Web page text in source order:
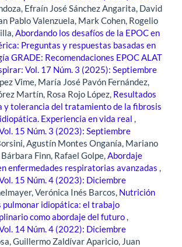
Efraín José Sánchez Angarita, David
Pablo Valenzuela, Mark Cohen, Rogelio
Abordando los desafíos de la EPOC en
Preguntas y respuestas basadas en
GRADE: Recomendaciones EPOC ALAT
Vol. 17 Núm. 3 (2025): Septiembre
Vime, María José Pavón Fernández,
Martín, Rosa Rojo López, Resultados
y tolerancia del tratamiento de la fibrosis
Experiencia en vida real ,
15 Núm. 3 (2023): Septiembre
Agustín Montes Onganía, Mariano
Finn, Rafael Golpe,Abordaje
enfermedades respiratorias avanzadas ,
15 Núm. 4 (2023): Diciembre
Verónica Inés Barcos, Nutrición
pulmonar idiopática: el trabajo
como abordaje del futuro,
14 Núm. 4 (2022): Diciembre
Guillermo Zaldívar Aparicio, Juan